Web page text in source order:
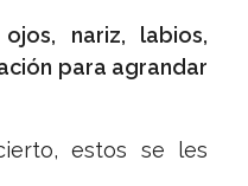
ojos, nariz, labios,
para agrandar
estos se les